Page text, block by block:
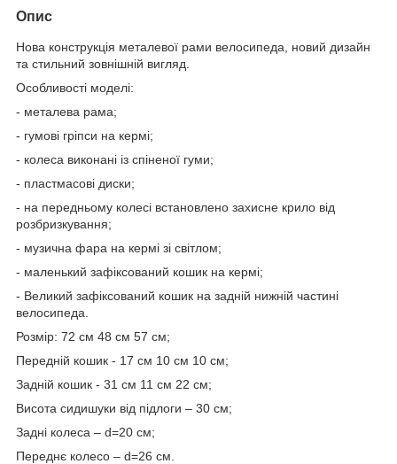
Опис
Нова конструкція металевої рами велосипеда, новий дизайн
та стильний зовнішній вигляд.
Особливості моделі:
- металева рама;
- гумові гріпси на кермі;
- колеса виконані із спіненої гуми;
- пластмасові диски;
- на передньому колесі встановлено захисне крило від
розбризкування;
- музична фара на кермі зі світлом;
- маленький зафіксований кошик на кермі;
- Великий зафіксований кошик на задній нижній частині
велосипеда.
Розмір: 72 см 48 см 57 см;
Передній кошик - 17 см 10 см 10 см;
Задній кошик - 31 см 11 см 22 см;
Висота сидишуки від підлоги – 30 см;
Задні колеса – d=20 см;
Переднє колесо – d=26 см.